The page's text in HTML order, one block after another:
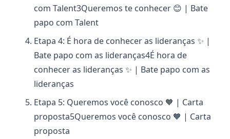
com Talent3Queremos te conhecer 😊 | Bate
papo com Talent
Etapa 4: É hora de conhecer as lideranças ✨ |
Bate papo com as lideranças4É hora de
conhecer as lideranças ✨ | Bate papo com as
lideranças
Etapa 5: Queremos você conosco 🧡 | Carta
proposta5Queremos você conosco 🧡 | Carta
proposta